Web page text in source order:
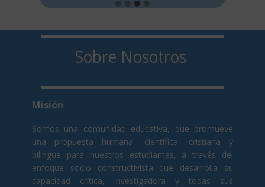
Sobre Nosotros
Misión
Somos una comunidad educativa, que promueve
una propuesta humana, científica, cristiana y
bilingüe para nuestros estudiantes, a través del
enfoque socio constructivista que desarrolla su
capacidad crítica, investigadora y todas sus